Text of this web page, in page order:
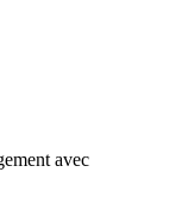
avec